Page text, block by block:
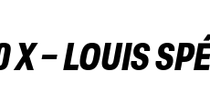
X – LOUIS